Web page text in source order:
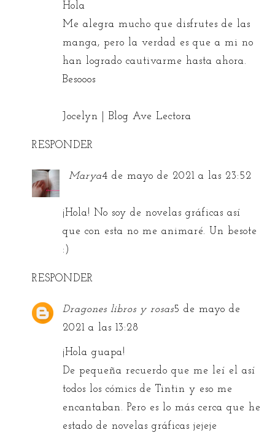
Hola
Me alegra mucho que disfrutes de las
manga, pero la verdad es que a mi no
han logrado cautivarme hasta ahora.
Besooos
Jocelyn | Blog Ave Lectora
RESPONDER
Marya4 de mayo de 2021 a las 23:52
¡Hola! No soy de novelas gráficas así
que con esta no me animaré. Un besote
:)
RESPONDER
Dragones libros y rosas5 de mayo de
2021 a las 13:28
¡Hola guapa!
De pequeña recuerdo que me leí el así
todos los cómics de Tintin y eso me
encantaban. Pero es lo más cerca que he
estado de novelas gráficas jejeje